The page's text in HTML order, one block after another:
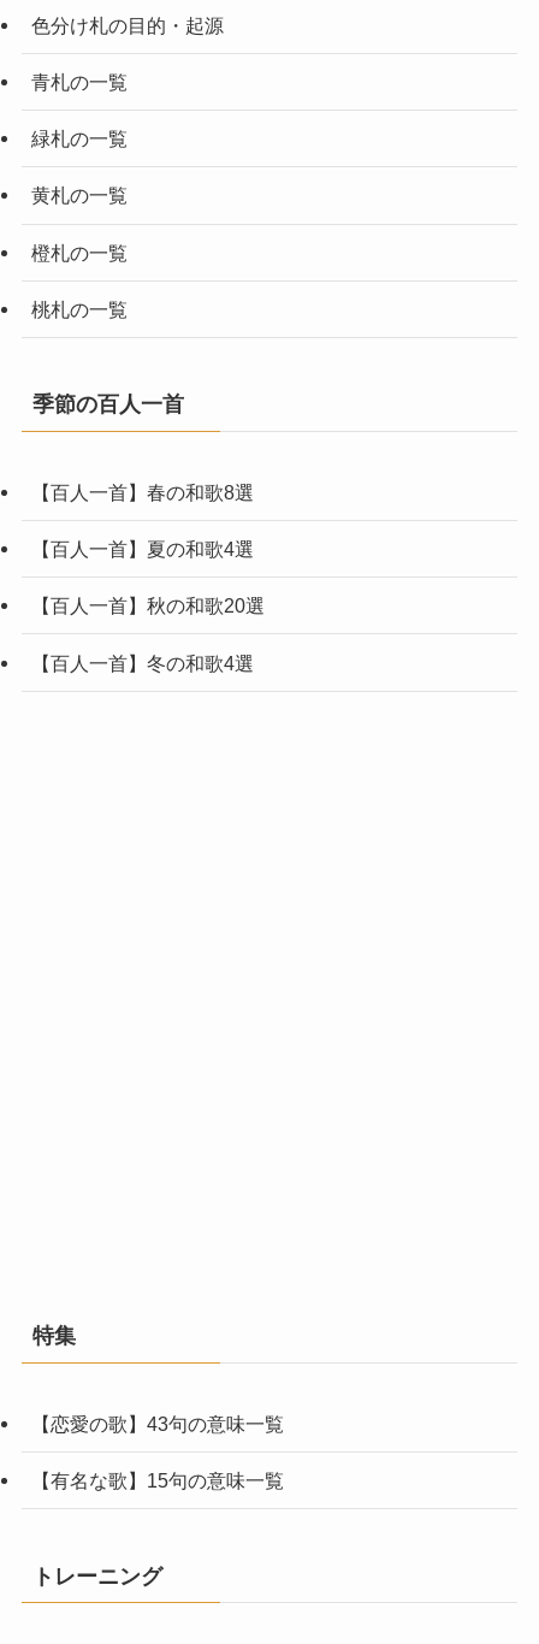
色分け札の目的・起源
青札の一覧
緑札の一覧
黄札の一覧
橙札の一覧
桃札の一覧
季節の百人一首
【百人一首】春の和歌8選
【百人一首】夏の和歌4選
【百人一首】秋の和歌20選
【百人一首】冬の和歌4選
特集
【恋愛の歌】43句の意味一覧
【有名な歌】15句の意味一覧
トレーニング